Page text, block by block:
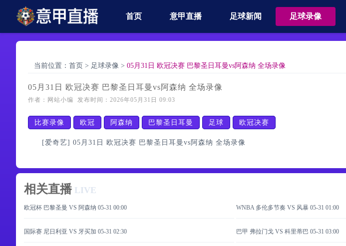
首页 意甲直播 足球新闻 足球录像
当前位置： 首页 > 足球录像 > 05月31日 欧冠决赛 巴黎圣日耳曼vs阿森纳 全场录像
05月31日 欧冠决赛 巴黎圣日耳曼vs阿森纳 全场录像
作者：网站小编 发布时间：2026年05月31日 09:03
比赛录像 欧冠 阿森纳 巴黎圣日耳曼 足球 欧冠决赛
[爱奇艺] 05月31日 欧冠决赛 巴黎圣日耳曼vs阿森纳 全场录像
相关直播 LIVE
欧冠杯 巴黎圣曼 VS 阿森纳 05-31 00:00 WNBA 多伦多节奏 VS 风暴 05-31 01:00
国际赛 尼日利亚 VS 牙买加 05-31 02:30 巴甲 弗拉门戈 VS 科里蒂巴 05-31 03:00